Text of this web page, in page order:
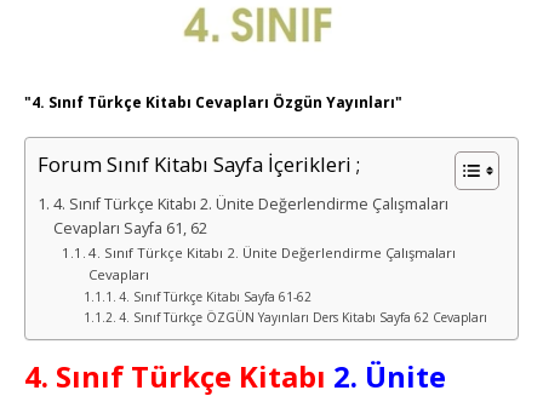
"4. Sınıf Türkçe Kitabı Cevapları Özgün Yayınları"
Forum Sınıf Kitabı Sayfa İçerikleri ;
4. Sınıf Türkçe Kitabı 2. Ünite Değerlendirme Çalışmaları
Cevapları Sayfa 61, 62
4. Sınıf Türkçe Kitabı 2. Ünite Değerlendirme Çalışmaları
Cevapları
4. Sınıf Türkçe Kitabı Sayfa 61-62
4. Sınıf Türkçe ÖZGÜN Yayınları Ders Kitabı Sayfa 62 Cevapları
4. Sınıf Türkçe Kitabı 2. Ünite